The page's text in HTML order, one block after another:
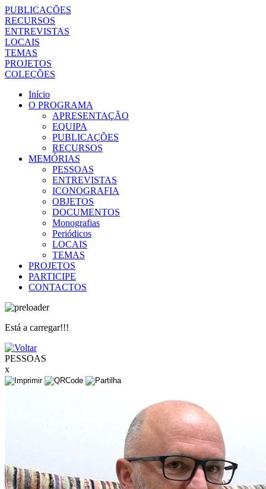
PUBLICAÇÕES
RECURSOS
ENTREVISTAS
LOCAIS
TEMAS
PROJETOS
COLEÇÕES
Início
O PROGRAMA
APRESENTAÇÃO
EQUIPA
PUBLICAÇÕES
RECURSOS
MEMÓRIAS
PESSOAS
ENTREVISTAS
ICONOGRAFIA
OBJETOS
DOCUMENTOS
Monografias
Periódicos
LOCAIS
TEMAS
PROJETOS
PARTICIPE
CONTACTOS
Está a carregar!!!
PESSOAS
x